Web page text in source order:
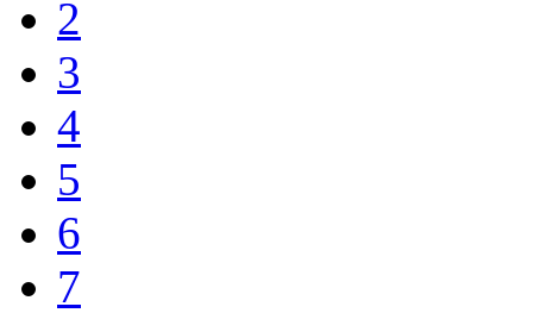
2
3
4
5
6
7